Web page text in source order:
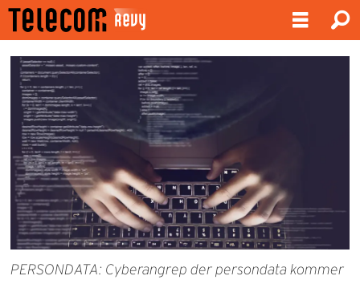
PERSONDATA: Cyberangrep der persondata kommer